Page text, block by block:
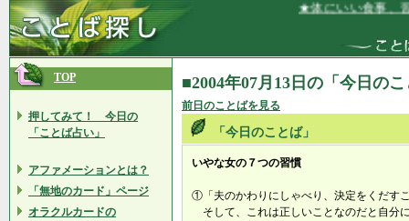
★体にいい食事、習
TOP
押してみて！ 今日の
「ことば占い」
アファメーションとは？
「無地のカード」ページ
オラクルカードの
■2004年07月13日の「今日の
前日のことばを見る
「今日のことば」
いやな女の７つの習慣
①「夫のかわりにしゃべり、決定をくだす
そして、これは正しいことなのだと自分